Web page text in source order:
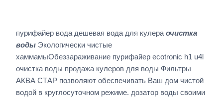
пурифайер вода дешевая вода для кулера очистка
воды Экологически чистые
хаммамыОбеззараживание пурифайер ecotronic h1 u4l
очистка воды продажа кулеров для воды Фильтры
АКВА СТАР позволяют обеспечивать Ваш дом чистой
водой в круглосуточном режиме. дозатор воды своими